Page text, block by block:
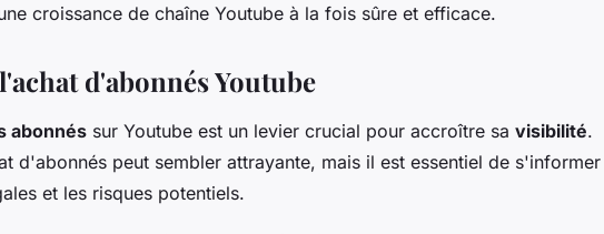
croissance de chaîne Youtube à la fois sûre et efficace.
d'abonnés Youtube
abonnés sur Youtube est un levier crucial pour accroître sa visibilité.
d'abonnés peut sembler attrayante, mais il est essentiel de s'informer
et les risques potentiels.